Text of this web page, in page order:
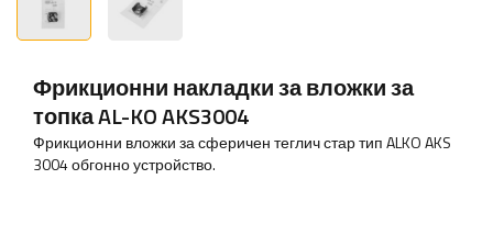
Фрикционни накладки за вложки за
топка AL-KO AKS3004
Фрикционни вложки за сферичен теглич стар тип ALKO AKS
3004 обгонно устройство.